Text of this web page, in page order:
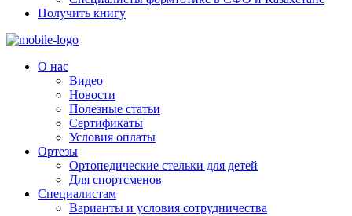
Получить книгу
О нас
Видео
Новости
Полезные статьи
Сертификаты
Условия оплаты
Ортезы
Ортопедические стельки для детей
Для спортсменов
Специалистам
Варианты и условия сотрудничества